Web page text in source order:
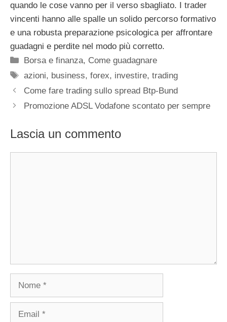
quando le cose vanno per il verso sbagliato. I trader
vincenti hanno alle spalle un solido percorso formativo
e una robusta preparazione psicologica per affrontare
guadagni e perdite nel modo più corretto.
Categorie
Borsa e finanza, Come guadagnare
Tag
azioni, business,forex, investire,trading
Come fare trading sullo spread Btp-Bund
Promozione ADSL Vodafone scontato per sempre
Lascia un commento